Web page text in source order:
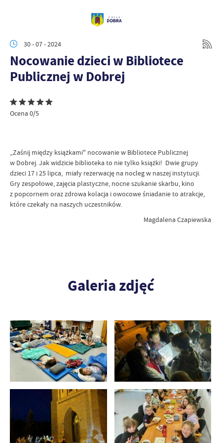
30 - 07 - 2024
Nocowanie dzieci w Bibliotece
Publicznej w Dobrej
Ocena 0/5
„Zaśnij między książkami" nocowanie w Bibliotece Publicznej
w Dobrej. Jak widzicie biblioteka to nie tylko książki! Dwie grupy
dzieci 17 i 25 lipca, miały rezerwację na nocleg w naszej instytucji.
Gry zespołowe, zajęcia plastyczne, nocne szukanie skarbu, kino
z popcornem oraz zdrowa kolacja i owocowe śniadanie to atrakcje,
które czekały na naszych uczestników.
Magdalena Czapiewska
Galeria zdjęć